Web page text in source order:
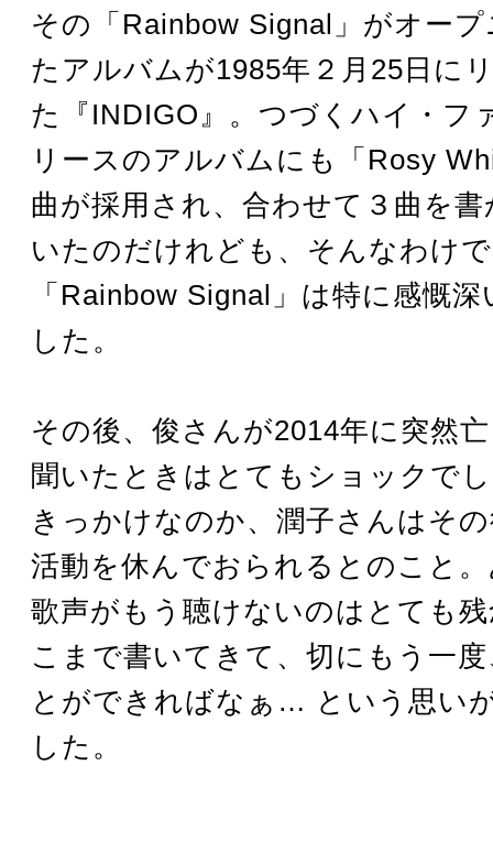
その「Rainbow Signal」がオー
たアルバムが1985年２月25日に
た『INDIGO』。つづくハイ・フ
リースのアルバムにも「Rosy
曲が採用され、合わせて３曲を
いたのだけれども、そんなわけ
「Rainbow Signal」は特に感慨
した。
その後、俊さんが2014年に突然
聞いたときはとてもショックで
きっかけなのか、潤子さんはそ
活動を休んでおられるとのこと
歌声がもう聴けないのはとても
こまで書いてきて、切にもう一
とができればなぁ… という思い
した。